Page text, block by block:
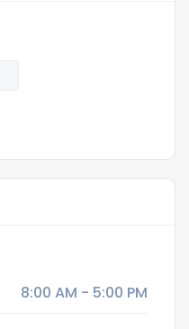
8:00 AM - 5:00 PM